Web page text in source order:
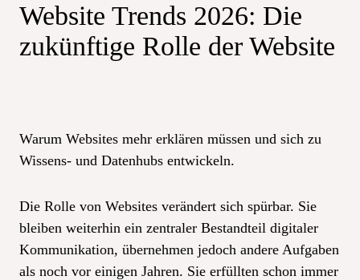
Website Trends 2026: Die
zukünftige Rolle der Website
Warum Websites mehr erklären müssen und sich zu
Wissens- und Datenhubs entwickeln.
Die Rolle von Websites verändert sich spürbar. Sie
bleiben weiterhin ein zentraler Bestandteil digitaler
Kommunikation, übernehmen jedoch andere Aufgaben
als noch vor einigen Jahren. Sie erfüllten schon immer